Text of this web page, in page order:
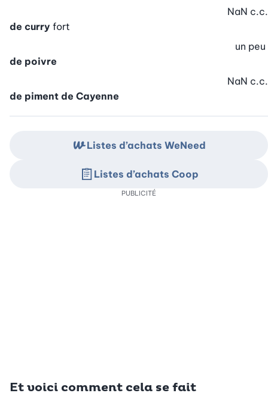
de curry fort
NaN c.c.
de poivre
un peu
de piment de Cayenne
NaN c.c.
Et voici comment cela se fait
Listes d’achats WeNeed
Listes d’achats Coop
PUBLICITÉ